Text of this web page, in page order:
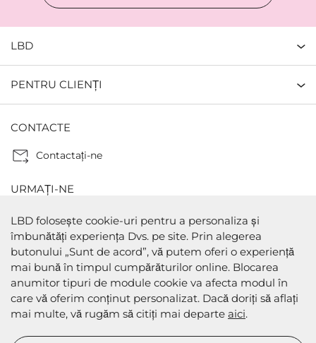
LBD
PENTRU CLIENȚI
CONTACTE
Contactaţi-ne
URMAȚI-NE
METODE DE PLATA
METODE DE EXPEDIERE
LBD folosește cookie-uri pentru a personaliza și
îmbunătăți experiența Dvs. pe site. Prin alegerea
butonului „Sunt de acord”, vă putem oferi o experiență
mai bună în timpul cumpărăturilor online. Blocarea
anumitor tipuri de module cookie va afecta modul în
care vă oferim conținut personalizat. Dacă doriți să aflați
mai multe, vă rugăm să citiți mai departe aici.